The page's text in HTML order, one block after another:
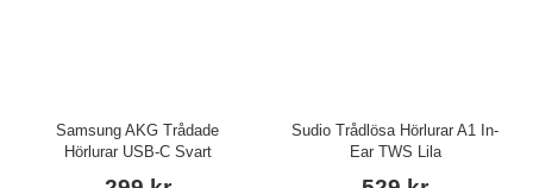
Samsung AKG Trådade
Hörlurar USB-C Svart
Sudio Trådlösa Hörlurar A1 In-
Ear TWS Lila